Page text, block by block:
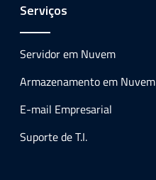
Serviços
Servidor em Nuvem
Armazenamento em Nuvem
E-mail Empresarial
Suporte de T.I.